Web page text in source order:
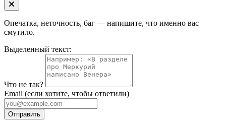
Опечатка, неточность, баг — напишите, что именно вас
смутило.
Выделенный текст:
Что не так?
Email (если хотите, чтобы ответили)
Отправить